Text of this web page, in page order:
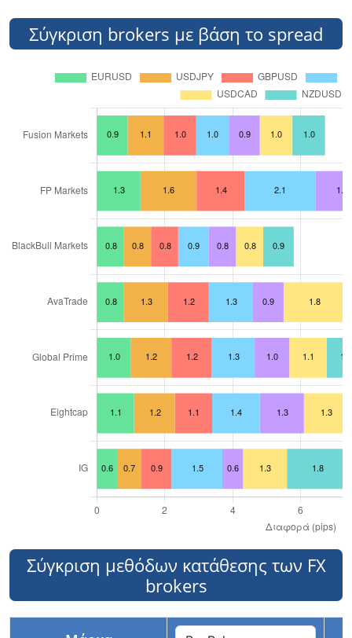
Σύγκριση brokers με βάση το spread
Σύγκριση μεθόδων κατάθεσης των FX
brokers